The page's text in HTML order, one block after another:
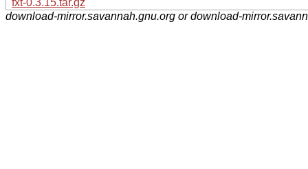
download-mirror.savannah.gnu.org or download-